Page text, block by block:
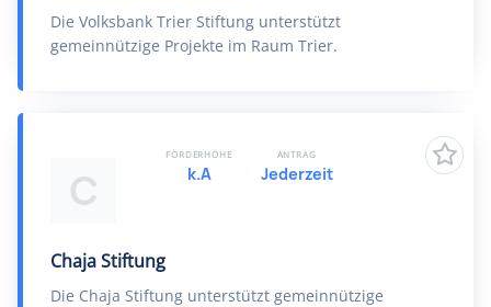
Die Volksbank Trier Stiftung unterstützt
gemeinnützige Projekte im Raum Trier.
C
Chaja Stiftung
Die Chaja Stiftung unterstützt gemeinnützige
FÖRDERHÖHE
k.A
ANTRAG
Jederzeit